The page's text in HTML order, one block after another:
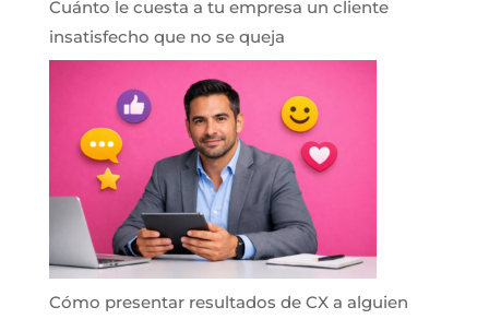
Cuánto le cuesta a tu empresa un cliente
insatisfecho que no se queja
Cómo presentar resultados de CX a alguien